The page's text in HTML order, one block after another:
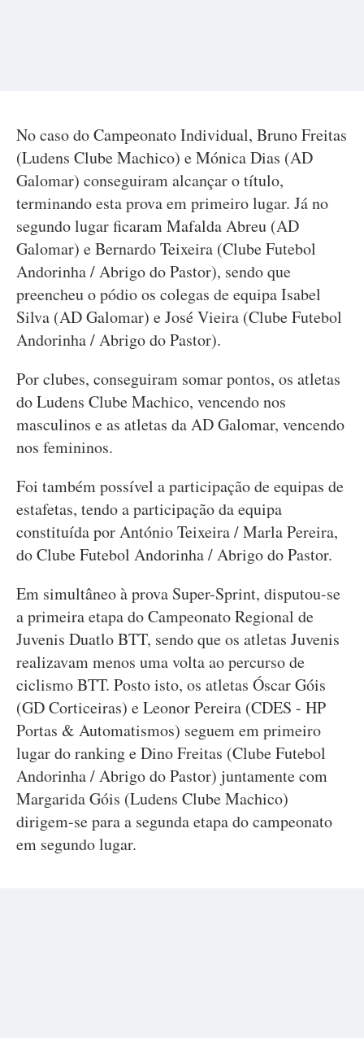
No caso do Campeonato Individual, Bruno Freitas
(Ludens Clube Machico) e Mónica Dias (AD
Galomar) conseguiram alcançar o título,
terminando esta prova em primeiro lugar. Já no
segundo lugar ficaram Mafalda Abreu (AD
Galomar) e Bernardo Teixeira (Clube Futebol
Andorinha / Abrigo do Pastor), sendo que
preencheu o pódio os colegas de equipa Isabel
Silva (AD Galomar) e José Vieira (Clube Futebol
Andorinha / Abrigo do Pastor).
Por clubes, conseguiram somar pontos, os atletas
do Ludens Clube Machico, vencendo nos
masculinos e as atletas da AD Galomar, vencendo
nos femininos.
Foi também possível a participação de equipas de
estafetas, tendo a participação da equipa
constituída por António Teixeira / Marla Pereira,
do Clube Futebol Andorinha / Abrigo do Pastor.
Em simultâneo à prova Super-Sprint, disputou-se
a primeira etapa do Campeonato Regional de
Juvenis Duatlo BTT, sendo que os atletas Juvenis
realizavam menos uma volta ao percurso de
ciclismo BTT. Posto isto, os atletas Óscar Góis
(GD Corticeiras) e Leonor Pereira (CDES - HP
Portas & Automatismos) seguem em primeiro
lugar do ranking e Dino Freitas (Clube Futebol
Andorinha / Abrigo do Pastor) juntamente com
Margarida Góis (Ludens Clube Machico)
dirigem-se para a segunda etapa do campeonato
em segundo lugar.